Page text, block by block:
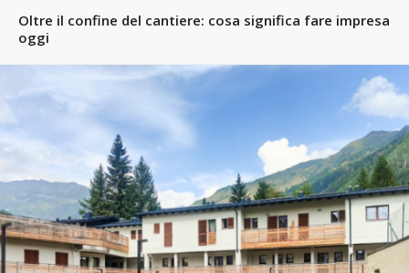
Oltre il confine del cantiere: cosa significa fare impresa
oggi